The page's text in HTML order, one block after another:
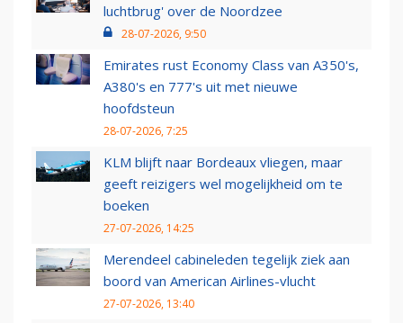
luchtbrug' over de Noordzee
28-07-2026, 9:50
Emirates rust Economy Class van A350's,
A380's en 777's uit met nieuwe
hoofdsteun
28-07-2026, 7:25
KLM blijft naar Bordeaux vliegen, maar
geeft reizigers wel mogelijkheid om te
boeken
27-07-2026, 14:25
Merendeel cabineleden tegelijk ziek aan
boord van American Airlines-vlucht
27-07-2026, 13:40